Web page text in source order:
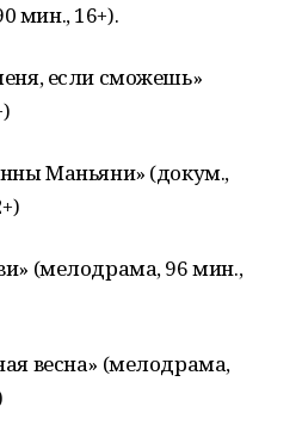
мин., 16+).
если сможешь»
Маньяни» (докум.,
(мелодрама, 96 мин.,
весна» (мелодрама,